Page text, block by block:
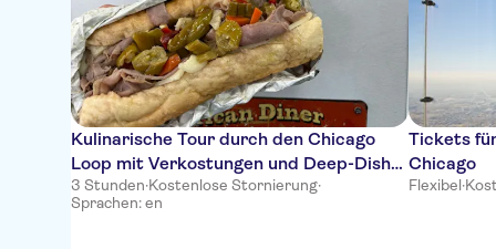
Kulinarische Tour durch den Chicago
Loop mit Verkostungen und Deep-Dish-
Pizza
3 Stunden·Kostenlose Stornierung·
Sprachen: en
Tickets
Chicago
Flexibel·